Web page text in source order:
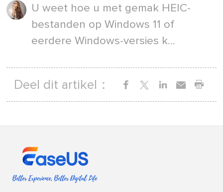
U weet hoe u met gemak HEIC-
bestanden op Windows 11 of
eerdere Windows-versies k...
Deel dit artikel：